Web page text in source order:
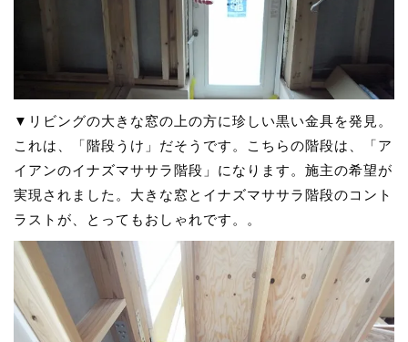
▼リビングの大きな窓の上の方に珍しい黒い金具を発見。
これは、「階段うけ」だそうです。こちらの階段は、「ア
イアンのイナズマササラ階段」になります。施主の希望が
実現されました。大きな窓とイナズマササラ階段のコント
ラストが、とってもおしゃれです。。